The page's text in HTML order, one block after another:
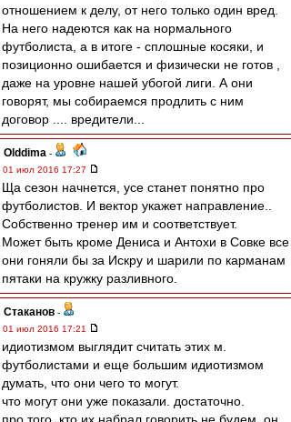
отношением к делу, от него только один вред.
На него надеются как на нормального
футболиста, а в итоге - сплошные косяки, и
позиционно ошибается и физически не готов ,
даже на уровне нашей убогой лиги. А они
говорят, мы собираемся продлить с ним
договор .... вредители...
Olddima -
01 июл 2016 17:27
Ща сезон начнется, усе станет понятно про
футболистов. И вектор укажет направление..
Собственно тренер им и соответствует.
Может быть кроме Дениса и Антохи в Совке все
они гоняли бы за Искру и шарили по карманам
пятаки на кружку разливного.
Cтаканов -
01 июл 2016 17:21
идиотизмом выглядит считать этих м.
футболистами и еще большим идиотизмом
думать, что они чего то могут.
что могут они уже показали. достаточно.